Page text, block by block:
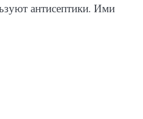
антисептики. Ими